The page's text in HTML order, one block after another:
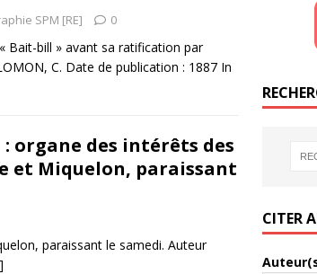
SPM [RE] 0
Bait-bill » avant sa ratification par
C. Date de publication : 1887 In
organe des intérêts des
et Miquelon, paraissant
paraissant le samedi. Auteur
CITER